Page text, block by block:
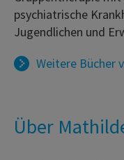
psychiatrische
Jugendlichen und
Weitere Bücher
Über